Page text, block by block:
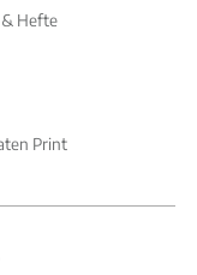
Hefte
Print